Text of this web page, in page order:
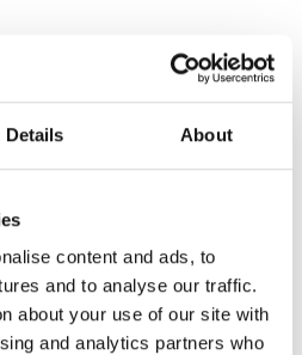
Details About
content and ads, to
and to analyse our traffic.
about your use of our site with
and analytics partners who
Necklace Flowers